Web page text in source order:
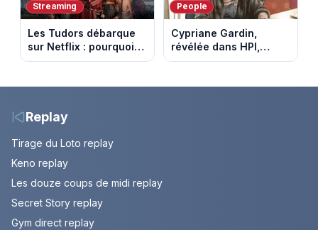
Streaming
Les Tudors débarque
sur Netflix : pourquoi la
série n’a rien perdu de
People
Cypriane Gardin,
révélée dans HPI,
lance une cagnotte
financières
Replay
Tirage du Loto replay
Keno replay
Les douze coups de midi replay
Secret Story replay
Gym direct replay